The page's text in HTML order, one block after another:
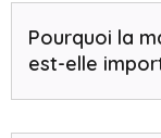
Pourquoi la
est-elle